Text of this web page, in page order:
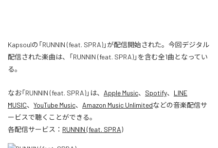
Kapsoulの「RUNNIN (feat. SPRA)」が配信開始された。今回デジタル
配信された楽曲は、「RUNNIN (feat. SPRA)」を含む全1曲となってい
る。
なお「RUNNIN (feat. SPRA)」は、 Apple Music、 Spotify、 LINE
MUSIC、 YouTube Music、 Amazon Music Unlimitedなどの音楽配信サ
ービスで聴くことができる。
各配信サービス： RUNNIN (feat. SPRA)